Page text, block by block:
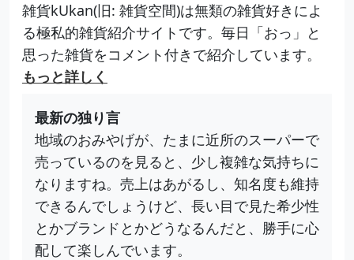
雑貨kUkan(旧: 雑貨空間)は無類の雑貨好きによ
る極私的雑貨紹介サイトです。毎日「おっ」と
思った雑貨をコメント付きで紹介しています。
もっと詳しく
最新の独り言
地域のおみやげが、たまに近所のスーパーで
売っているのを見ると、少し複雑な気持ちに
なりますね。売上はあがるし、知名度も維持
できるんでしょうけど、長い目で見た希少性
とかブランドとかどうなるんだと、勝手に心
配して楽しんでいます。